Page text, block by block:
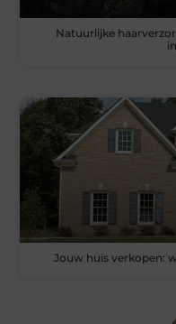
Natuurlijke
Jouw huis verkopen: